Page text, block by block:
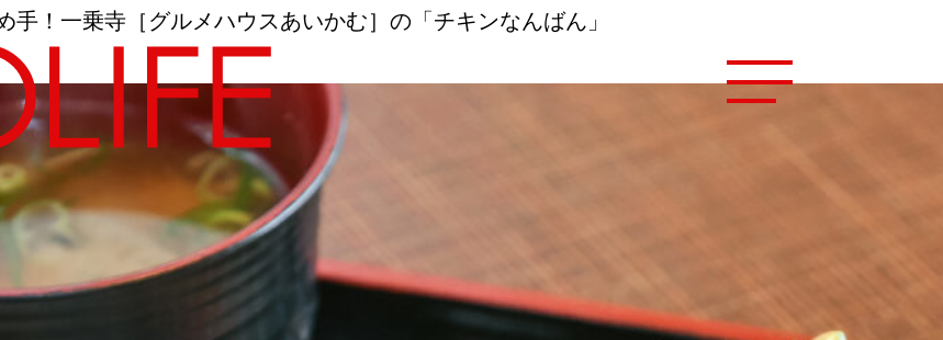
地図から探す
！一乗寺［グルメハウスあいかむ］の「チキンなんばん」